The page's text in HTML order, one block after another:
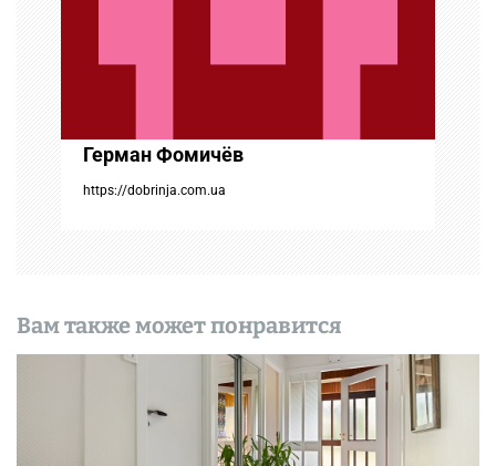
Герман Фомичёв
https://dobrinja.com.ua
Вам также может понравится